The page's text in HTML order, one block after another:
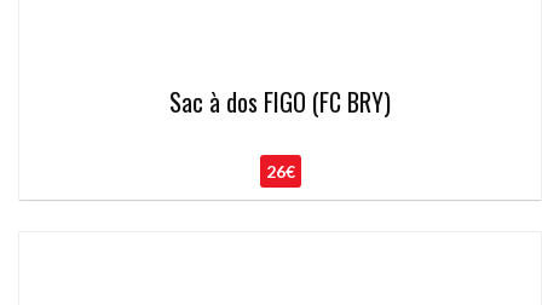
Sac à dos FIGO (FC BRY)
26€